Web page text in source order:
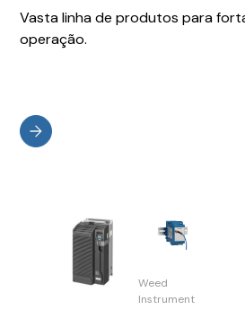
Vasta linha de produtos para
operação.
Weed
Instrument